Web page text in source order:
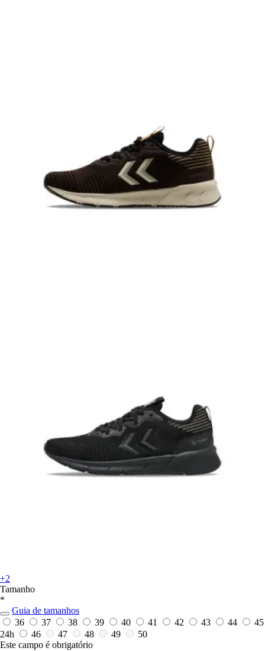
+2
Tamanho
*
Guia de tamanhos
36
37 38 39 40 41 42 43 44
45
24h
46 47 48 49
50
Este campo é obrigatório